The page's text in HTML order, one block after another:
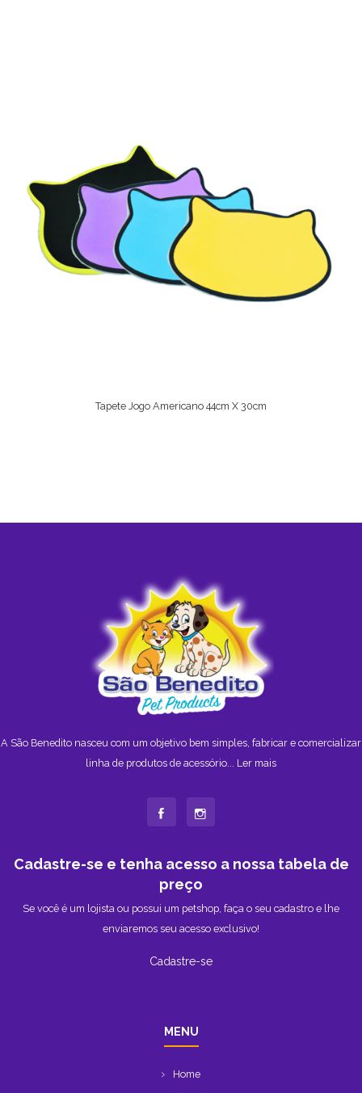
Tapete Jogo Americano 44cm X 30cm
Ver Opções
A São Benedito nasceu com um objetivo bem simples, fabricar e comercializar
linha de produtos de acessório... Ler mais
Cadastre-se e tenha acesso a nossa tabela de
preço
Se você é um lojista ou possui um petshop, faça o seu cadastro e lhe
enviaremos seu acesso exclusivo!
Cadastre-se
MENU
Home